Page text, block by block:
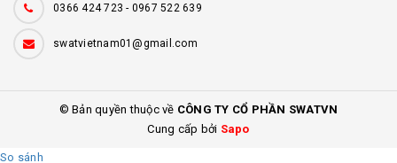
0366 424 723 - 0967 522 639
swatvietnam01@gmail.com
© Bản quyền thuộc về CÔNG TY CỔ PHẦN SWATVN
Cung cấp bởi Sapo
So sánh